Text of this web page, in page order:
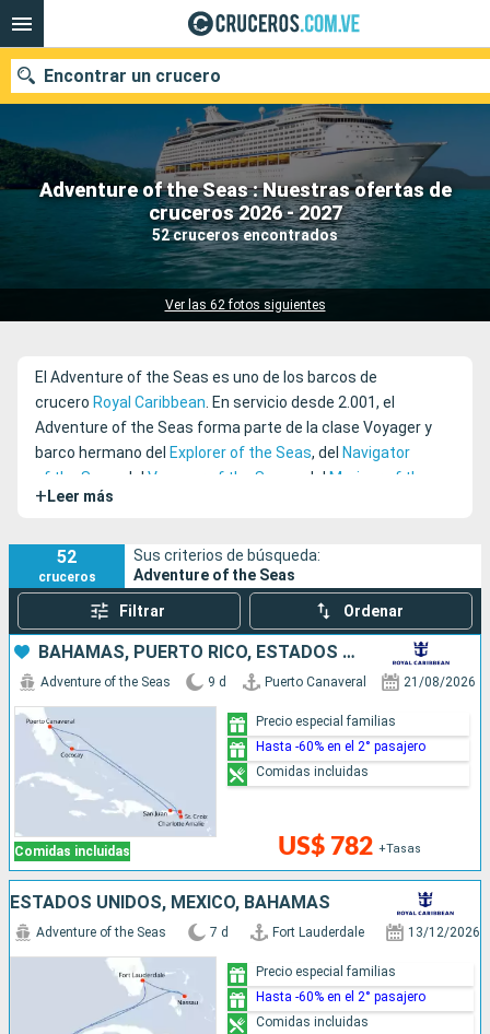
Adventure of the Seas : Nuestras ofertas de
cruceros 2026 - 2027
52 cruceros encontrados
Ver las 62 fotos siguientes
Encontrar un crucero
Nuestros destinos
Fecha de salida
El Adventure of the Seas es uno de los barcos de
crucero Royal Caribbean. En servicio desde 2.001, el
Adventure of the Seas forma parte de la clase Voyager y
barco hermano del Explorer of the Seas, del Navigator
of the Seas
, del Voyager of the Seas y del Mariner of the
Seas. Este imponente barco es famoso por sus numerosas
+ Leer más
52
cruceros
Sus criterios de búsqueda:
Adventure of the Seas
Filtrar Ordenar
BAHAMAS, PUERTO RICO, ESTADOS UNIDOS
Comidas incluidas
Adventure of the Seas 9 d Puerto Canaveral 21/08/2026
US$ 782 +Tasas
Precio especial familias
Hasta -60% en el 2° pasajero
Comidas incluidas
ESTADOS UNIDOS, MÉXICO, BAHAMAS
Adventure of the Seas 7 d Fort Lauderdale 13/12/2026
Precio especial familias
Hasta -60% en el 2° pasajero
Comidas incluidas